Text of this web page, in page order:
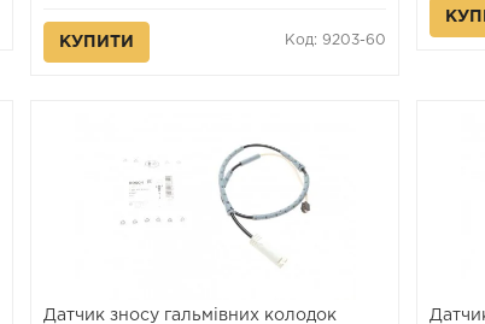
КУПИТИ Код: 9203-60
Датчик зносу гальмівних колодок